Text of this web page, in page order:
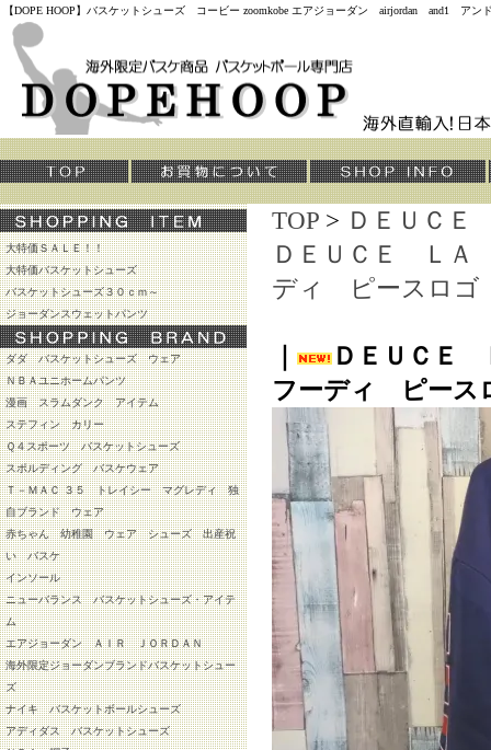
【DOPE HOOP】バスケットシューズ コービー zoomkobe エアジョーダン airjordan and1
大特価ＳＡＬＥ！！
大特価バスケットシューズ
バスケットシューズ３０ｃｍ～
ジョーダンスウェットパンツ
ダダ バスケットシューズ ウェア
ＮＢＡユニホームパンツ
漫画 スラムダンク アイテム
ステフィン カリー
Ｑ４スポーツ バスケットシューズ
スポルディング バスケウェア
Ｔ－ＭＡＣ ３５ トレイシー マグレディ 独
自ブランド ウェア
赤ちゃん 幼稚園 ウェア シューズ 出産祝
い バスケ
インソール
ニューバランス バスケットシューズ・アイテ
ム
エアジョーダン ＡＩＲ ＪＯＲＤＡＮ
海外限定ジョーダンブランドバスケットシュー
ズ
ナイキ バスケットボールシューズ
アディダス バスケットシューズ
TOP > ＤＥＵＣ
ＤＥＵＣＥ Ｌ
ディ ピースロゴ
ＤＥＵＣ
フーディ ピース